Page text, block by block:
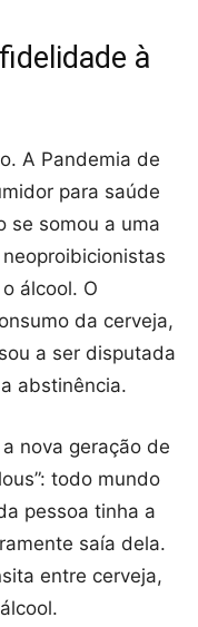
à
A Pandemia de
para saúde
se somou a uma
álcool. O
da cerveja,
a ser disputada
abstinência.
nova geração de
todo mundo
pessoa tinha a
saía dela.
entre cerveja,